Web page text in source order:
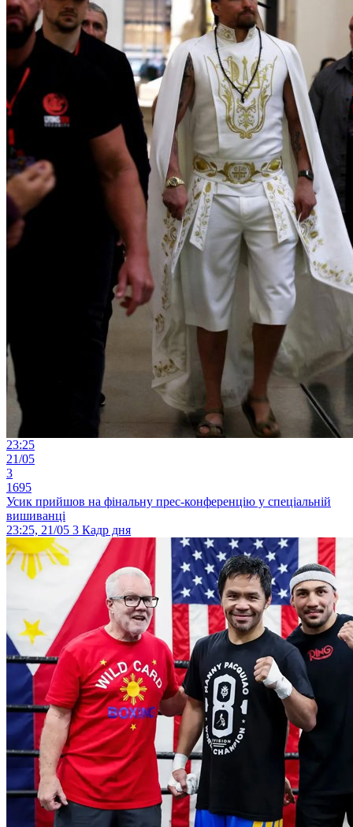
23:25
21/05
3
1695
Усик прийшов на фінальну прес-конференцію у спеціальній
вишиванці
23:25, 21/05 3 Кадр дня